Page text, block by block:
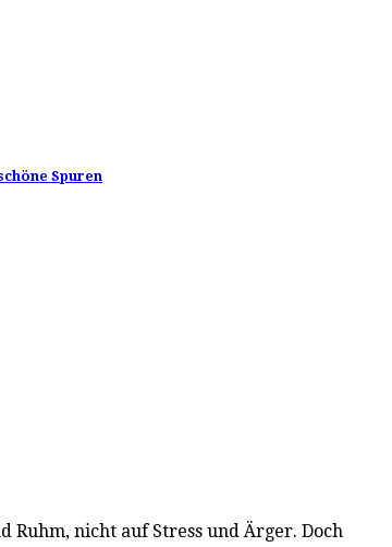
Spuren
Ruhm, nicht auf Stress und Ärger. Doch